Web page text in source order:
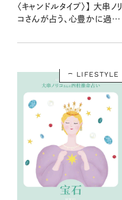
〈キャンドルタイプ〉】 大串ノリ
コさんが占う、心豊かに過ご
LIFESTYLE